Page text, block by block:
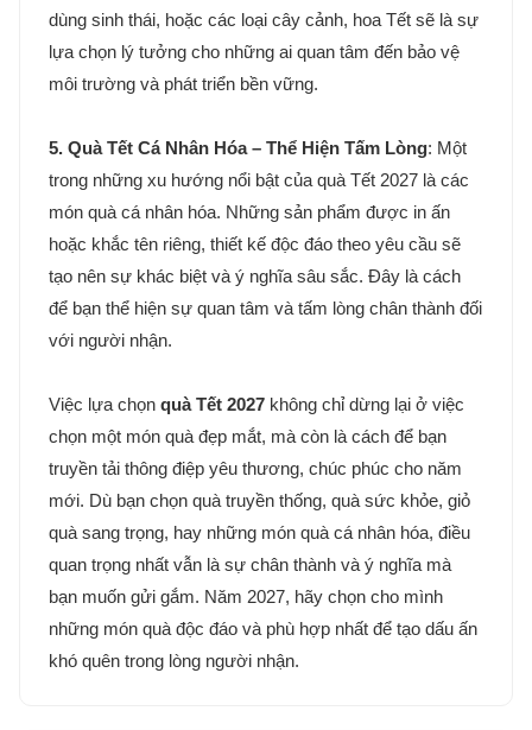
dùng sinh thái, hoặc các loại cây cảnh, hoa Tết sẽ là sự
lựa chọn lý tưởng cho những ai quan tâm đến bảo vệ
môi trường và phát triển bền vững.
5. Quà Tết Cá Nhân Hóa – Thể Hiện Tấm Lòng: Một
trong những xu hướng nổi bật của quà Tết 2027 là các
món quà cá nhân hóa. Những sản phẩm được in ấn
hoặc khắc tên riêng, thiết kế độc đáo theo yêu cầu sẽ
tạo nên sự khác biệt và ý nghĩa sâu sắc. Đây là cách
để bạn thể hiện sự quan tâm và tấm lòng chân thành đối
với người nhận.
Việc lựa chọn quà Tết 2027 không chỉ dừng lại ở việc
chọn một món quà đẹp mắt, mà còn là cách để bạn
truyền tải thông điệp yêu thương, chúc phúc cho năm
mới. Dù bạn chọn quà truyền thống, quà sức khỏe, giỏ
quà sang trọng, hay những món quà cá nhân hóa, điều
quan trọng nhất vẫn là sự chân thành và ý nghĩa mà
bạn muốn gửi gắm. Năm 2027, hãy chọn cho mình
những món quà độc đáo và phù hợp nhất để tạo dấu ấn
khó quên trong lòng người nhận.